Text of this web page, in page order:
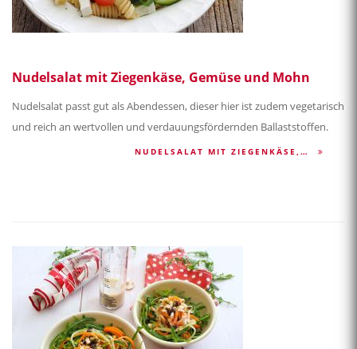
Nudelsalat mit Ziegenkäse, Gemüse und Mohn
Nudelsalat passt gut als Abendessen, dieser hier ist zudem vegetarisch
und reich an wertvollen und verdauungsfördernden Ballaststoffen.
NUDELSALAT MIT ZIEGENKÄSE,…